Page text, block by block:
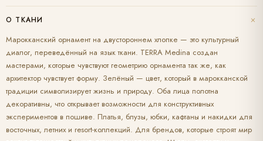
О ТКАНИ +
Марокканский орнамент на двустороннем хлопке — это культурный
диалог, переведённый на язык ткани. TERRA Medina создан
мастерами, которые чувствуют геометрию орнамента так же, как
архитектор чувствует форму. Зелёный — цвет, который в марокканской
традиции символизирует жизнь и природу. Оба лица полотна
декоративны, что открывает возможности для конструктивных
экспериментов в пошиве. Платья, блузы, юбки, кафтаны и накидки для
восточных, летних и resort-коллекций. Для брендов, которые строят мир